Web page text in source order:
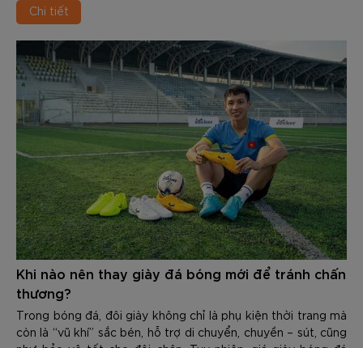
Chi tiết
Khi nào nên thay giày đá bóng mới để tránh chấn
thương?
Trong bóng đá, đôi giày không chỉ là phụ kiện thời trang mà
còn là “vũ khí” sắc bén, hỗ trợ di chuyển, chuyền – sút, cũng